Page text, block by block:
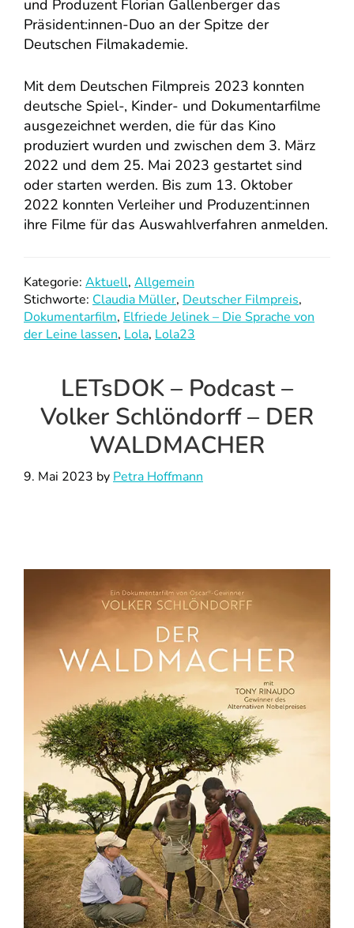
und Produzent Florian Gallenberger das
Präsident:innen-Duo an der Spitze der
Deutschen Filmakademie.
Mit dem Deutschen Filmpreis 2023 konnten
deutsche Spiel-, Kinder- und Dokumentarfilme
ausgezeichnet werden, die für das Kino
produziert wurden und zwischen dem 3. März
2022 und dem 25. Mai 2023 gestartet sind
oder starten werden. Bis zum 13. Oktober
2022 konnten Verleiher und Produzent:innen
ihre Filme für das Auswahlverfahren anmelden.
Kategorie: Aktuell, Allgemein
Stichworte: Claudia Müller, Deutscher Filmpreis,
Dokumentarfilm, Elfriede Jelinek – Die Sprache von
der Leine lassen, Lola, Lola23
LETsDOK – Podcast –
Volker Schlöndorff – DER
WALDMACHER
9. Mai 2023 by Petra Hoffmann